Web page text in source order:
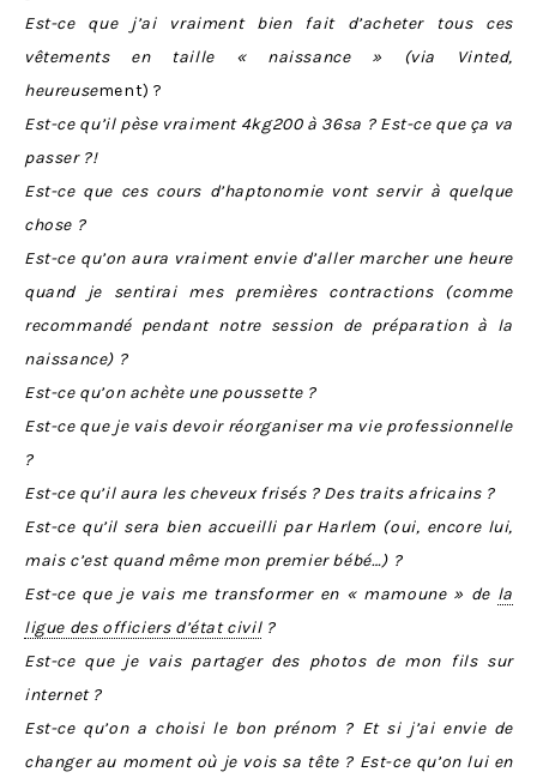
Est-ce que j’ai vraiment bien fait d’acheter tous ces
vêtements en taille « naissance » (via Vinted,
heureusement) ?
Est-ce qu’il pèse vraiment 4kg200 à 36sa ? Est-ce que ça va
passer ?!
Est-ce que ces cours d’haptonomie vont servir à quelque
chose ?
Est-ce qu’on aura vraiment envie d’aller marcher une heure
quand je sentirai mes premières contractions (comme
recommandé pendant notre session de préparation à la
naissance) ?
Est-ce qu’on achète une poussette ?
Est-ce que je vais devoir réorganiser ma vie professionnelle
?
Est-ce qu’il aura les cheveux frisés ? Des traits africains ?
Est-ce qu’il sera bien accueilli par Harlem (oui, encore lui,
mais c’est quand même mon premier bébé…) ?
Est-ce que je vais me transformer en « mamoune » de la
ligue des officiers d’état civil?
Est-ce que je vais partager des photos de mon fils sur
internet ?
Est-ce qu’on a choisi le bon prénom ? Et si j’ai envie de
changer au moment où je vois sa tête ? Est-ce qu’on lui en